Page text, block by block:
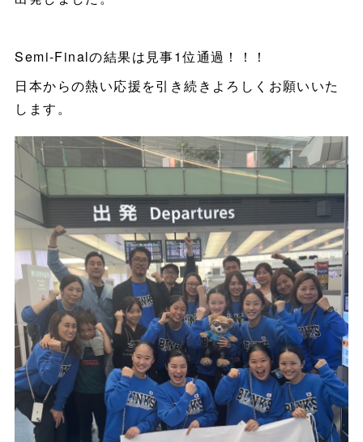
Semi-Finalの結果は見事1位通過！！！
日本からの熱い応援を引き続きよろしくお願いいた
します。